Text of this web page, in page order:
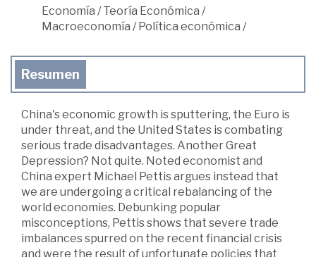
Economía /Teoría Económica /
Macroeconomía /Política económica /
Resumen
China's economic growth is sputtering, the Euro is
under threat, and the United States is combating
serious trade disadvantages. Another Great
Depression? Not quite. Noted economist and
China expert Michael Pettis argues instead that
we are undergoing a critical rebalancing of the
world economies. Debunking popular
misconceptions, Pettis shows that severe trade
imbalances spurred on the recent financial crisis
and were the result of unfortunate policies that